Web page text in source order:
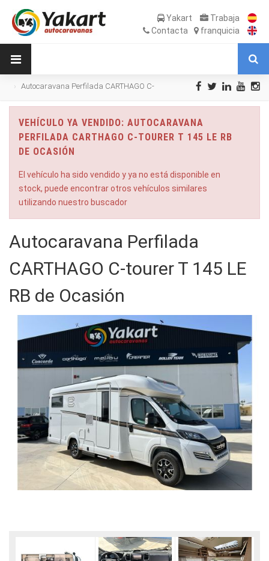
Yakart
Trabaja
Contacta
franquicia
Autocaravana Perfilada CARTHAGO C-
VEHÍCULO YA VENDIDO: AUTOCARAVANA
PERFILADA CARTHAGO C-TOURER T 145 LE RB
DE OCASIÓN
El vehículo ha sido vendido y ya no está disponible en
stock, puede encontrar otros vehículos similares
utilizando nuestro buscador
Autocaravana Perfilada
CARTHAGO C-tourer T 145 LE
RB de Ocasión